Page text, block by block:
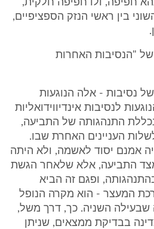
חפיפה, ולו חפיפה חלקית,
בין ראשי הנזק הספציפיים,
של "הנסיבות האחרות
נסיבות - אלה הנוגעות
לנסיבות אינדיווידואליות
התנהגותה של התביעה,
העניינים האחרת שבו.
אמנם יסוד לאשמה, ולא היתה
התביעה, אלא שלאחר הגשת
ופגם זה הביא
המעצר - הוא מקרה הנופל
שבעילה השניה. כך, דרך משל,
בבדיקת ממצאים, שניתן